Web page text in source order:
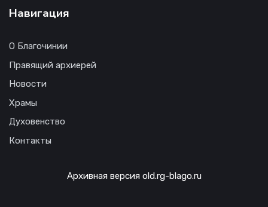
Навигация
О Благочинии
Правящий архиерей
Новости
Храмы
Духовенство
Контакты
Архивная версия old.rg-blago.ru